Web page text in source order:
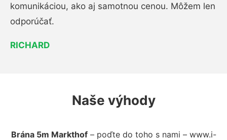
komunikáciou, ako aj samotnou cenou. Môžem len
odporúčať.
RICHARD
Naše výhody
Brána 5m Markthof– poďte do toho s nami – www.i-